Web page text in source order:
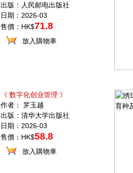
出版：人民邮电出版社
日期：2026-03
售價：HK$71.8
放入購物車
《 数字化创业管理 》
作者： 罗玉越
出版：清华大学出版社
日期：2026-03
售價：HK$58.8
放入購物車